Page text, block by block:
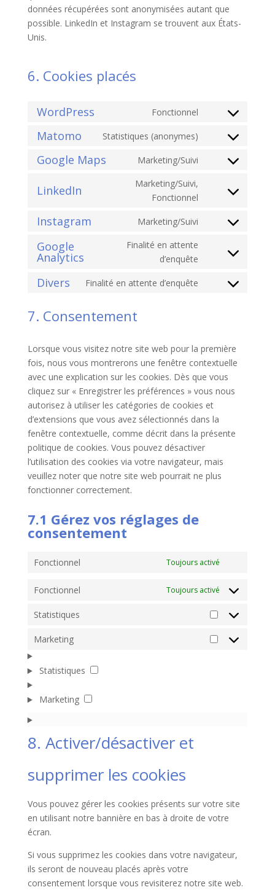
données récupérées sont anonymisées autant que
possible. LinkedIn et Instagram se trouvent aux États-
Unis.
6. Cookies placés
WordPress Fonctionnel
Consent
wordpress
Matomo Statistiques (anonymes)
Consent
Google Maps Marketing/Suivi
Consent
service
maps
LinkedIn
Marketing/Suivi,
Fonctionnel
Consent
service
Instagram Marketing/Suivi
Consent
service
Google
Analytics
Finalité en attente
d’enquête
Consent
service
Divers Finalité en attente d’enquête
Consent
7. Consentement
Lorsque vous visitez notre site web pour la première
fois, nous vous montrerons une fenêtre contextuelle
avec une explication sur les cookies. Dès que vous
cliquez sur « Enregistrer les préférences » vous nous
autorisez à utiliser les catégories de cookies et
d’extensions que vous avez sélectionnés dans la
fenêtre contextuelle, comme décrit dans la présente
politique de cookies. Vous pouvez désactiver
l’utilisation des cookies via votre navigateur, mais
veuillez noter que notre site web pourrait ne plus
fonctionner correctement.
7.1 Gérez vos réglages de
consentement
Fonctionnel Toujours activé
Fonctionnel Toujours activé
Statistiques
Statistiques
Marketing
Marketing
Statistiques
Marketing
8. Activer/désactiver et
supprimer les cookies
Vous pouvez gérer les cookies présents sur votre site
en utilisant notre bannière en bas à droite de votre
écran.
Si vous supprimez les cookies dans votre navigateur,
ils seront de nouveau placés après votre
consentement lorsque vous revisiterez notre site web.